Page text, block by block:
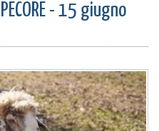
PECORE - 15 giugno